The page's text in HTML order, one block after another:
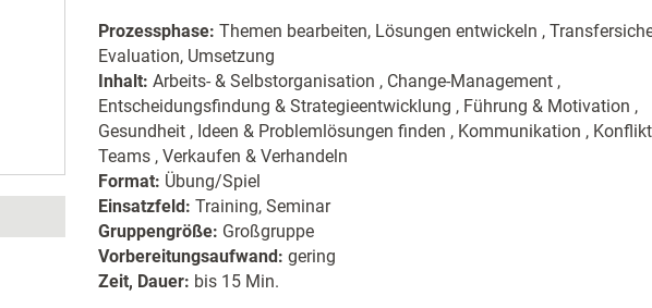
Prozessphase: Themen bearbeiten, Lösungen entwickeln ,
Evaluation, Umsetzung
Inhalt: Arbeits- & Selbstorganisation , Change-Management ,
Entscheidungsfindung & Strategieentwicklung , Führung & Motivation ,
Gesundheit , Ideen & Problemlösungen finden , Kommunikation ,
Teams , Verkaufen & Verhandeln
Format: Übung/Spiel
Einsatzfeld: Training, Seminar
Gruppengröße: Großgruppe
Vorbereitungsaufwand: gering
Zeit, Dauer: bis 15 Min.